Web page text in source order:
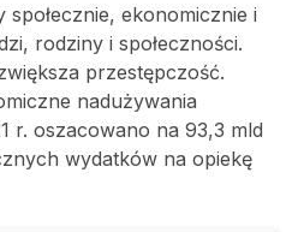
społecznie, ekonomicznie i
rodziny i społeczności.
przestępczość.
nadużywania
r. oszacowano na 93,3 mld
wydatków na opiekę